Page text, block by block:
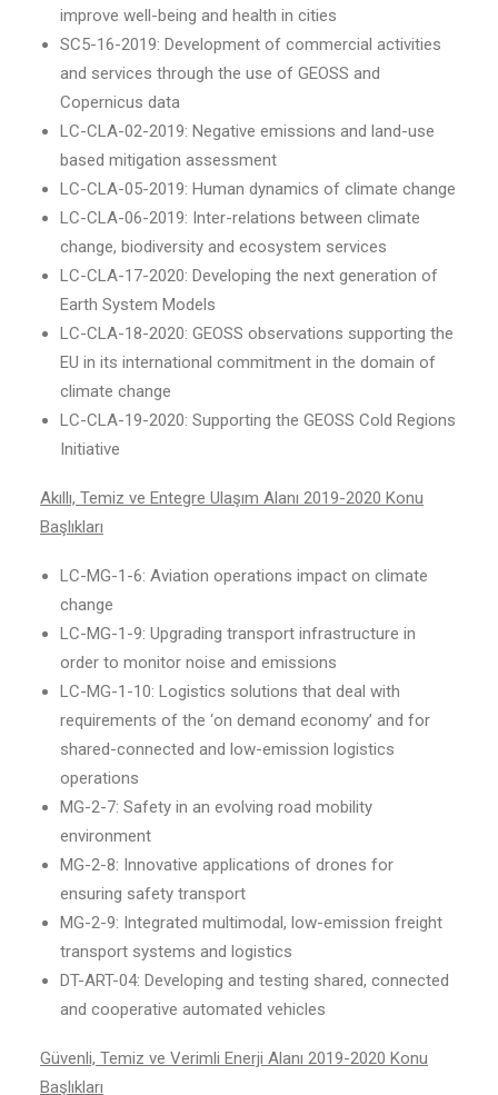
improve well-being and health in cities
SC5-16-2019: Development of commercial activities
and services through the use of GEOSS and
Copernicus data
LC-CLA-02-2019: Negative emissions and land-use
based mitigation assessment
LC-CLA-05-2019: Human dynamics of climate change
LC-CLA-06-2019: Inter-relations between climate
change, biodiversity and ecosystem services
LC-CLA-17-2020: Developing the next generation of
Earth System Models
LC-CLA-18-2020: GEOSS observations supporting the
EU in its international commitment in the domain of
climate change
LC-CLA-19-2020: Supporting the GEOSS Cold Regions
Initiative
Akıllı, Temiz ve Entegre Ulaşım Alanı 2019-2020 Konu
Başlıkları
LC-MG-1-6: Aviation operations impact on climate
change
LC-MG-1-9: Upgrading transport infrastructure in
order to monitor noise and emissions
LC-MG-1-10: Logistics solutions that deal with
requirements of the ‘on demand economy’ and for
shared-connected and low-emission logistics
operations
MG-2-7: Safety in an evolving road mobility
environment
MG-2-8: Innovative applications of drones for
ensuring safety transport
MG-2-9: Integrated multimodal, low-emission freight
transport systems and logistics
DT-ART-04: Developing and testing shared, connected
and cooperative automated vehicles
Güvenli, Temiz ve Verimli Enerji Alanı 2019-2020 Konu
Başlıkları